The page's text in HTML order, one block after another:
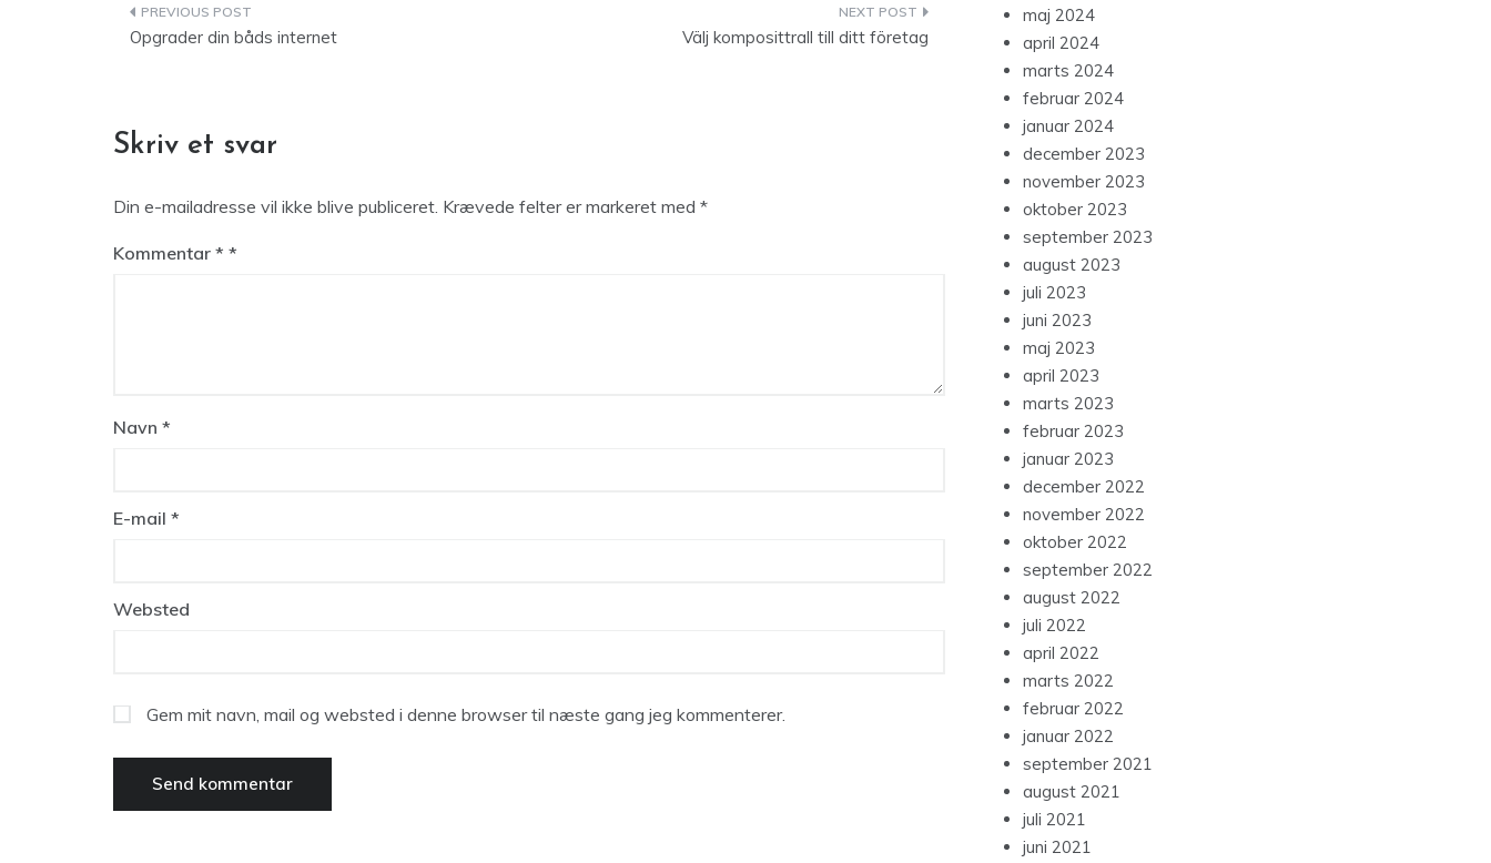
Indlægsnavigation
Opgrader din båds internet Välj komposittrall till ditt företag
Skriv et svar
Din e-mailadresse vil ikke blive publiceret. Krævede felter er markeret med *
Kommentar *
Navn *
E-mail *
Websted
Gem mit navn, mail og websted i denne browser til næste gang jeg kommenterer.
maj 2024
april 2024
marts 2024
februar 2024
januar 2024
december 2023
november 2023
oktober 2023
september 2023
august 2023
juli 2023
juni 2023
maj 2023
april 2023
marts 2023
februar 2023
januar 2023
december 2022
november 2022
oktober 2022
september 2022
august 2022
juli 2022
april 2022
marts 2022
februar 2022
januar 2022
september 2021
august 2021
juli 2021
juni 2021